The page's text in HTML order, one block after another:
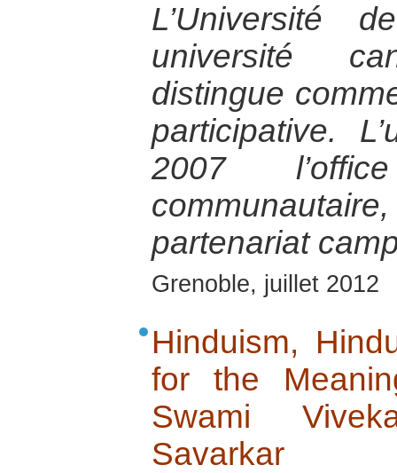
L’Université
université
distingue
participative.
2007
partenariat
Grenoble, juillet 2012
Hinduism,
for the
Swami
Savarkar